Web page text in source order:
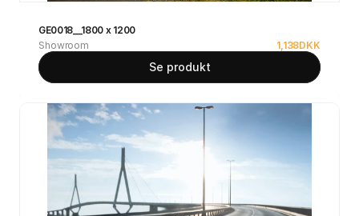
GE0018__1800 x 1200
Showroom
1,138DKK
Se produkt